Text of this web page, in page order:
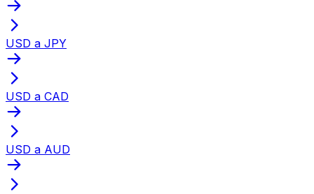
USD a JPY
USD a CAD
USD a AUD